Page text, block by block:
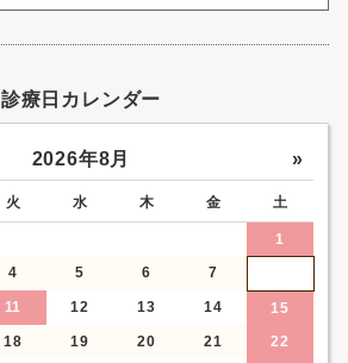
診療日カレンダー
2026年8月 »
火 水 木 金 土
1
4 5 6 7
11 12 13 14
15
18 19 20 21 22